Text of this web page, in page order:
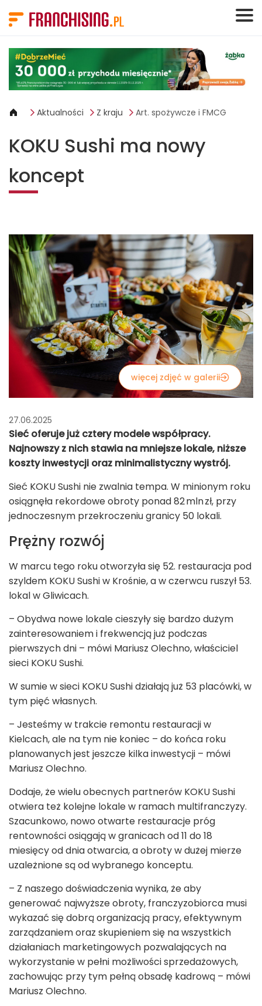
Aktualności Z kraju Art. spożywcze i FMCG
KOKU Sushi ma nowy
koncept
więcej zdjęć w galerii
27.06.2025
Sieć oferuje już cztery modele współpracy.
Najnowszy z nich stawia na mniejsze lokale, niższe
koszty inwestycji oraz minimalistyczny wystrój.
Sieć KOKU Sushi nie zwalnia tempa. W minionym roku
osiągnęła rekordowe obroty ponad 82 mln zł, przy
jednoczesnym przekroczeniu granicy 50 lokali.
Prężny rozwój
W marcu tego roku otworzyła się 52. restauracja pod
szyldem KOKU Sushi w Krośnie, a w czerwcu ruszył 53.
lokal w Gliwicach.
– Obydwa nowe lokale cieszyły się bardzo dużym
zainteresowaniem i frekwencją już podczas
pierwszych dni – mówi Mariusz Olechno, właściciel
sieci KOKU Sushi.
W sumie w sieci KOKU Sushi działają już 53 placówki, w
tym pięć własnych.
– Jesteśmy w trakcie remontu restauracji w
Kielcach, ale na tym nie koniec – do końca roku
planowanych jest jeszcze kilka inwestycji – mówi
Mariusz Olechno.
Dodaje, że wielu obecnych partnerów KOKU Sushi
otwiera też kolejne lokale w ramach multifranczyzy.
Szacunkowo, nowo otwarte restauracje próg
rentowności osiągają w granicach od 11 do 18
miesięcy od dnia otwarcia, a obroty w dużej mierze
uzależnione są od wybranego konceptu.
– Z naszego doświadczenia wynika, że aby
generować najwyższe obroty, franczyzobiorca musi
wykazać się dobrą organizacją pracy, efektywnym
zarządzaniem oraz skupieniem się na wszystkich
działaniach marketingowych pozwalających na
wykorzystanie w pełni możliwości sprzedażowych,
zachowując przy tym pełną obsadę kadrową – mówi
Mariusz Olechno.